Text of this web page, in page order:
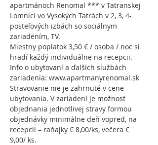
apartmánoch Renomal *** v Tatranskej
Lomnici vo Vysokých Tatrách v 2, 3, 4-
posteľových izbách so sociálnym
zariadením, TV.
Miestny poplatok 3,50 € / osoba / noc si
hradí každý individuálne na recepcii.
Info o ubytovaní a ďalších službách
zariadenia: www.apartmanyrenomal.sk
Stravovanie nie je zahrnuté v cene
ubytovania. V zariadení je možnosť
objednania jednotlivej stravy formou
objednávky minimálne deň vopred, na
recepcii – raňajky € 8,00/ks, večera €
9,00/ ks.